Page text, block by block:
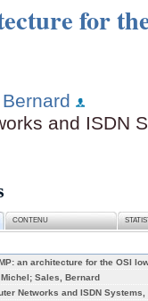
for
and ISDN
CONTENU
an architecture for the OSI
Sales, Bernard
Networks and ISDN Systems,